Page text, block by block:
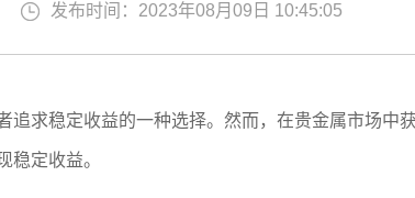
发布时间：2023年08月09日 10:45:05
追求稳定收益的一种选择。然而，在贵金属市场中
稳定收益。